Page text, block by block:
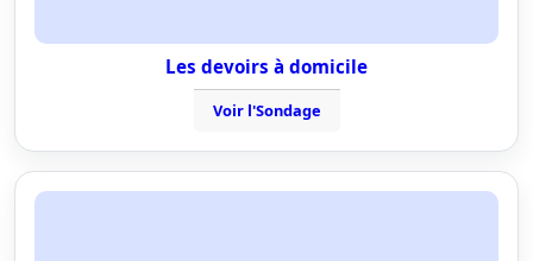
Les devoirs à domicile
Voir l'Sondage